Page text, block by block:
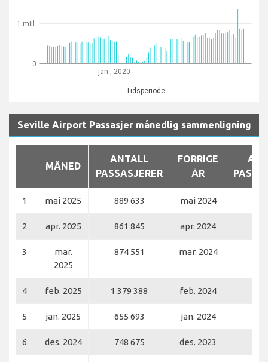
jan., 2020
Tidsperiode
0
1 mill.
Seville Airport Passasjer månedlig sammenligning
MÅNED
ANTALL
PASSASJERER
FORRIGE
ÅR
1 mai 2025 889 633 mai 2024
2 apr. 2025 861 845 apr. 2024
3
mar.
2025
874 551 mar. 2024
4 feb. 2025 1 379 388 feb. 2024
5 jan. 2025 655 693 jan. 2024
6 des. 2024 748 675 des. 2023